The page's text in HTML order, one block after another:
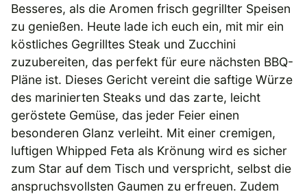
Besseres, als die Aromen frisch gegrillter Speisen
zu genießen. Heute lade ich euch ein, mit mir ein
köstliches Gegrilltes Steak und Zucchini
zuzubereiten, das perfekt für eure nächsten BBQ-
Pläne ist. Dieses Gericht vereint die saftige Würze
des marinierten Steaks und das zarte, leicht
geröstete Gemüse, das jeder Feier einen
besonderen Glanz verleiht. Mit einer cremigen,
luftigen Whipped Feta als Krönung wird es sicher
zum Star auf dem Tisch und verspricht, selbst die
anspruchsvollsten Gaumen zu erfreuen. Zudem